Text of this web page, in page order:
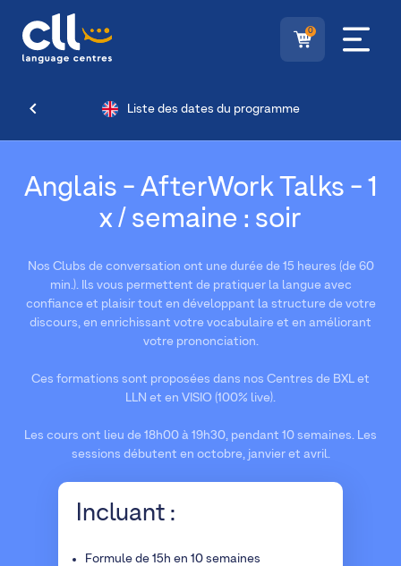
0
Liste des dates du programme
Anglais - AfterWork Talks - 1
x / semaine : soir
Nos Clubs de conversation ont une durée de 15 heures (de 60
min.). Ils vous permettent de pratiquer la langue avec
confiance et plaisir tout en développant la structure de votre
discours, en enrichissant votre vocabulaire et en améliorant
votre prononciation.
Ces formations sont proposées dans nos Centres de BXL et
LLN et en VISIO (100% live).
Les cours ont lieu de 18h00 à 19h30, pendant 10 semaines. Les
sessions débutent en octobre, janvier et avril.
Incluant :
Formule de 15h en 10 semaines